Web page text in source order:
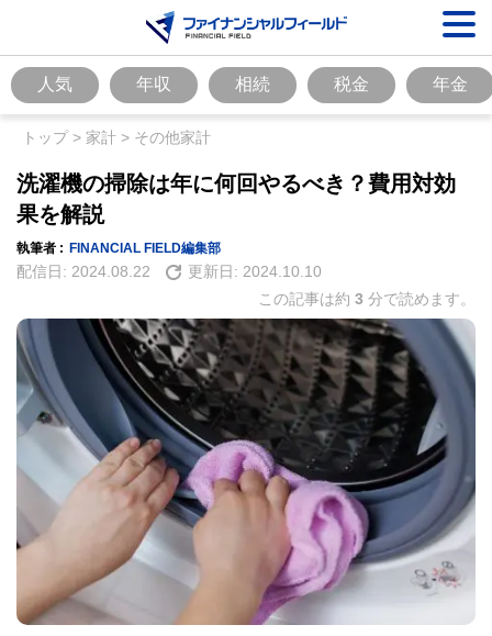
人気 年収 相続 税金 年金
トップ> 家計 > その他家計
洗濯機の掃除は年に何回やるべき？費用対効
果を解説
執筆者 : FINANCIAL FIELD編集部
配信日: 2024.08.22 更新日: 2024.10.10
この記事は約 3 分で読めます。